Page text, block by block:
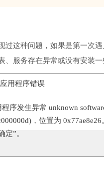
过这种问题，如果是第一次
、服务存在异常或没有安装
用程序错误
程序发生异常 unknown
，位置为
定”。